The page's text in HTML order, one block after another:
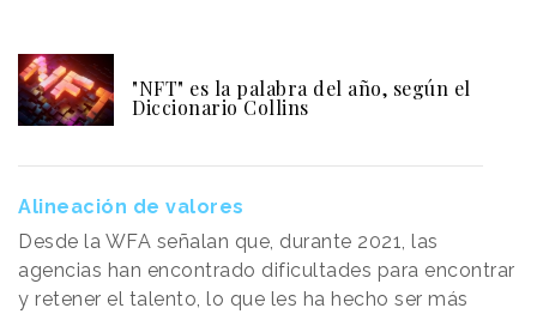
"NFT" es la palabra del año, según el
Diccionario Collins
Alineación de valores
Desde la WFA señalan que, durante 2021, las
agencias han encontrado dificultades para encontrar
y retener el talento, lo que les ha hecho ser más